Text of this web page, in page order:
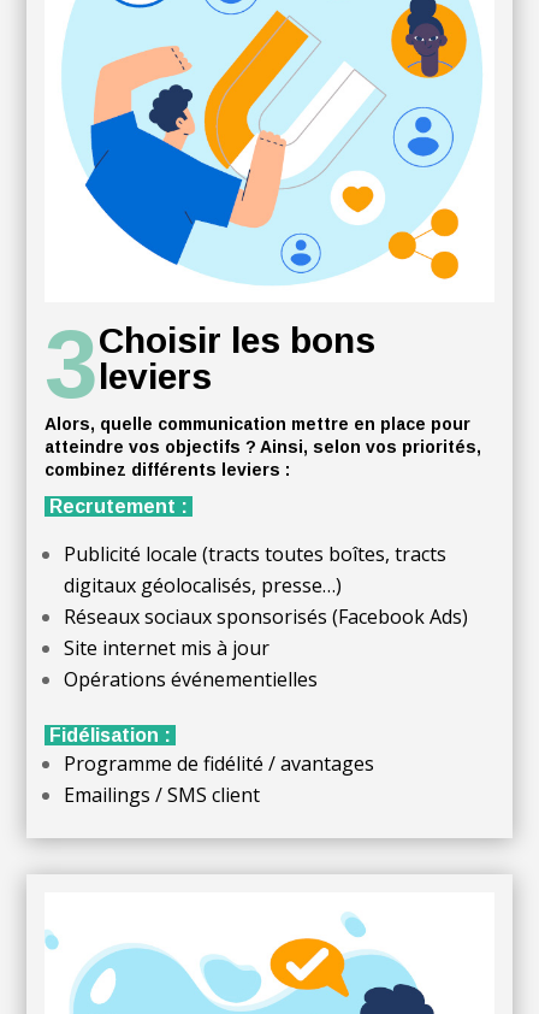
3Choisir les bons
leviers
Alors, quelle communication mettre en place pour
atteindre vos objectifs ? Ainsi, selon vos priorités,
combinez différents leviers :
Recrutement :
Publicité locale (tracts toutes boîtes, tracts
digitaux géolocalisés, presse…)
Réseaux sociaux sponsorisés (Facebook Ads)
Site internet mis à jour
Opérations événementielles
Fidélisation :
Programme de fidélité / avantages
Emailings / SMS client